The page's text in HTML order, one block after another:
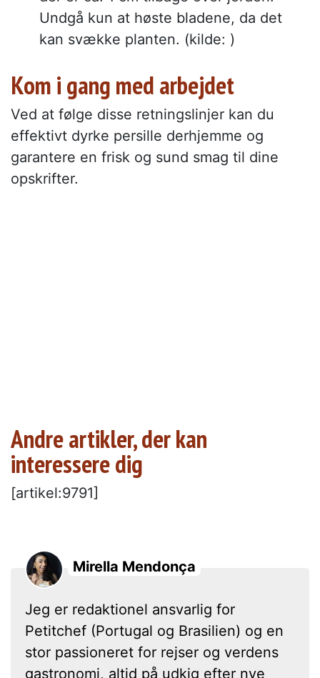
Undgå kun at høste bladene, da det
kan svække planten. (kilde: )
Kom i gang med arbejdet
Ved at følge disse retningslinjer kan du
effektivt dyrke persille derhjemme og
garantere en frisk og sund smag til dine
opskrifter.
Andre artikler, der kan
interessere dig
[artikel:9791]
Mirella Mendonça
Jeg er redaktionel ansvarlig for
Petitchef (Portugal og Brasilien) og en
stor passioneret for rejser og verdens
gastronomi, altid på udkig efter nye